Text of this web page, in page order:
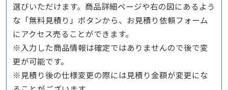
選びいただけます。商品詳細ページや右の図にあるよう
な「無料見積り」ボタンから、お見積り依頼フォーム
にアクセス売ることができます。
※入力した商品情報は確定ではありませんので後で変
更が可能です。
※見積り後の仕様変更の際には見積り金額が変更にな